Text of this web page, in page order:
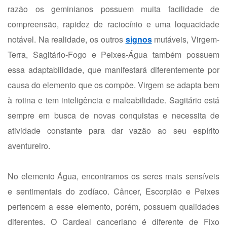
razão os geminianos possuem muita facilidade de
compreensão, rapidez de raciocínio e uma loquacidade
notável. Na realidade, os outros signosmutáveis, Virgem-
Terra, Sagitário-Fogo e Peixes-Água também possuem
essa adaptabilidade, que manifestará diferentemente por
causa do elemento que os compõe. Virgem se adapta bem
à rotina e tem inteligência e maleabilidade. Sagitário está
sempre em busca de novas conquistas e necessita de
atividade constante para dar vazão ao seu espírito
aventureiro.
No elemento Água, encontramos os seres mais sensíveis
e sentimentais do zodíaco. Câncer, Escorpião e Peixes
pertencem a esse elemento, porém, possuem qualidades
diferentes. O Cardeal canceriano é diferente de Fixo